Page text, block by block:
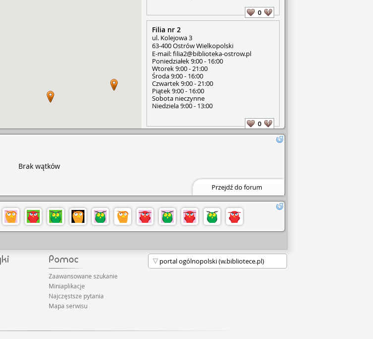
0
Filia nr 2
ul. Kolejowa 3
63-400 Ostrów Wielkopolski
E-mail: filia2@biblioteka-ostrow.pl
Poniedziałek 9:00 - 16:00
Wtorek 9:00 - 21:00
Środa 9:00 - 16:00
Czwartek 9:00 - 21:00
Piątek 9:00 - 16:00
Sobota nieczynne
Niedziela 9:00 - 13:00
0
Środa: 9.00 – 14.00
Sobota: NIECZYNNE
Filia nr 6
E-mail: filia6@biblioteka-ostrow.pl
Filia nr 6
Poniedziałek 9.00 – 16.00
Filia nr 7 (Dla dzieci i młodzieży)
Brak wątków
Przejdź do forum
Zaawansowane szukanie
Miniaplikacje
Najczęstsze pytania
Mapa serwisu